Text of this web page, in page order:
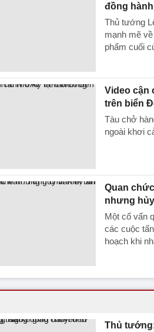
đồng
Thủ tướng
mạnh mẽ
phẩm cuối
Video cận
trên biển
Tàu chở
ngoài khơi
Quan
nhưng
Một cố vấn
các cuộc
hoạch khi
Thủ